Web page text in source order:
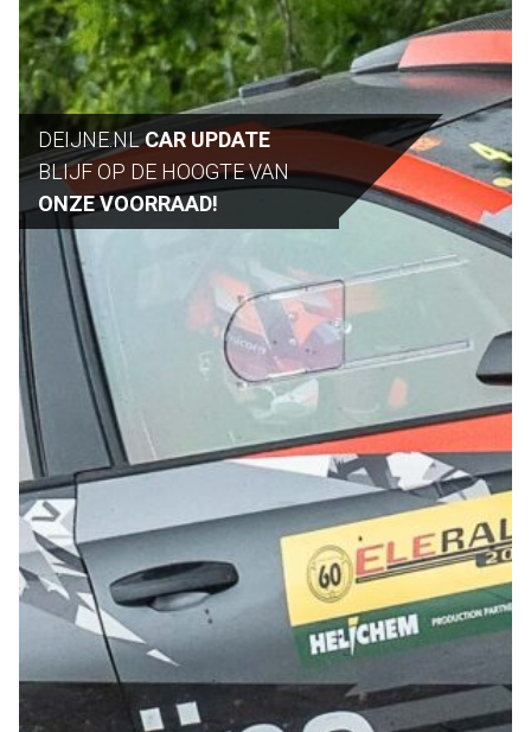
DEIJNE.NLCAR UPDATE
BLIJF OP DE HOOGTE VAN
ONZE VOORRAAD!